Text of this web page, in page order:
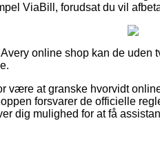
ViaBill, forudsat du vil
online shop kan de uden
være at granske hvorvidt
forsvarer de officielle
dig mulighed for at få